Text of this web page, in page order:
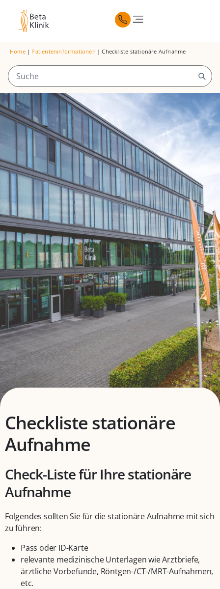
Home| Patienteninformationen |Checkliste stationäre Aufnahme
Checkliste stationäre
Aufnahme
Check-Liste für Ihre stationäre
Aufnahme
Folgendes sollten Sie für die stationäre Aufnahme mit sich
zu führen:
Pass oder ID-Karte
relevante medizinische Unterlagen wie Arztbriefe,
ärztliche Vorbefunde, Röntgen-/CT-/MRT-Aufnahmen,
etc.